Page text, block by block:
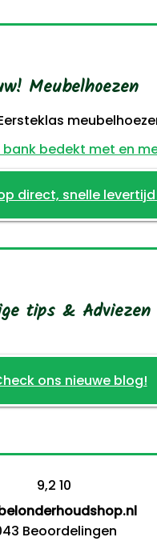
Meubelhoezen
direct, snelle
tips & Adviezen
ons nieuwe blog!
9,2 10
Beoordelingen